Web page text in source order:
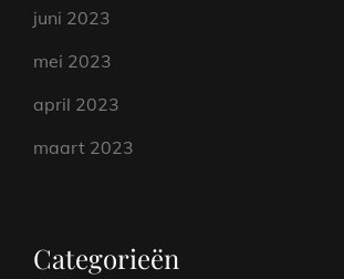
juni 2023
mei 2023
april 2023
maart 2023
Categorieën